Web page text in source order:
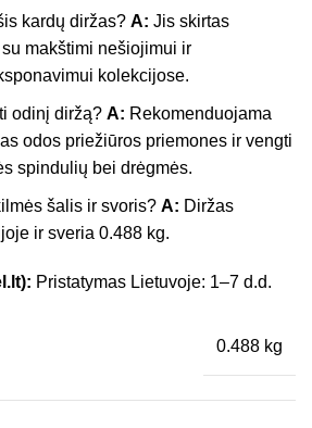
kardų diržas? A: Jis skirtas
makštimi nešiojimui ir
kolekcijose.
odinį diržą? A: Rekomenduojama
odos priežiūros priemones ir vengti
spindulių bei drėgmės.
šalis ir svoris? A: Diržas
ir sveria 0.488 kg.
Pristatymas Lietuvoje: 1–7 d.d.
0.488 kg